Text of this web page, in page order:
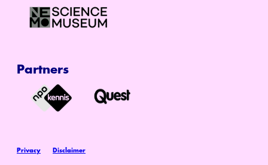
Partners
Privacy Disclaimer